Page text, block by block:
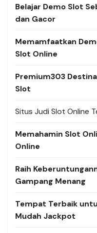
Belajar Demo Slot
dan Gacor
Memamfaatkan
Slot Online
Premium303
Slot
Situs Judi Slot Online
Memahamin Slot
Online
Raih
Gampang Menang
Tempat Terbaik
Mudah Jackpot